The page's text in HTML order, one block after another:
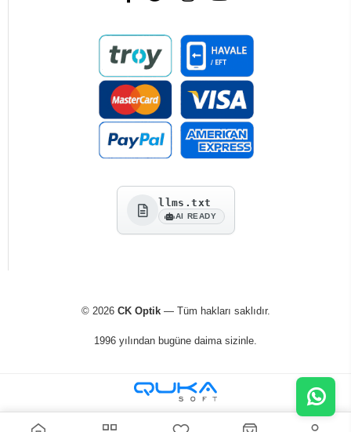
llms.txt
AI READY
© 2026 CK Optik— Tüm hakları saklıdır.
1996 yılından bugüne daima sizinle.